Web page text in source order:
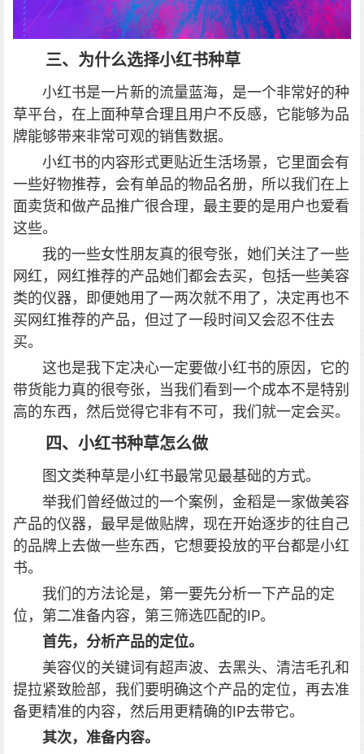
三、为什么选择小红书种草
小红书是一片新的流量蓝海，是一个非常好的种
草平台，在上面种草合理且用户不反感，它能够为品
牌能够带来非常可观的销售数据。
小红书的内容形式更贴近生活场景，它里面会有
一些好物推荐，会有单品的物品名册，所以我们在上
面卖货和做产品推广很合理，最主要的是用户也爱看
这些。
我的一些女性朋友真的很夸张，她们关注了一些
网红，网红推荐的产品她们都会去买，包括一些美容
类的仪器，即便她用了一两次就不用了，决定再也不
买网红推荐的产品，但过了一段时间又会忍不住去
买。
这也是我下定决心一定要做小红书的原因，它的
带货能力真的很夸张，当我们看到一个成本不是特别
高的东西，然后觉得它非有不可，我们就一定会买。
四、小红书种草怎么做
图文类种草是小红书最常见最基础的方式。
举我们曾经做过的一个案例，金稻是一家做美容
产品的仪器，最早是做贴牌，现在开始逐步的往自己
的品牌上去做一些东西，它想要投放的平台都是小红
书。
我们的方法论是，第一要先分析一下产品的定
位，第二准备内容，第三筛选匹配的IP。
首先，分析产品的定位。
美容仪的关键词有超声波、去黑头、清洁毛孔和
提拉紧致脸部，我们要明确这个产品的定位，再去准
备更精准的内容，然后用更精确的IP去带它。
其次，准备内容。